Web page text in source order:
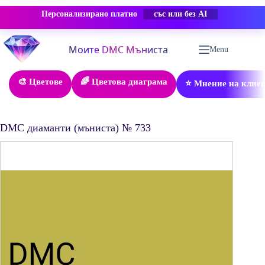
Персонализирано платно -50% ОТСТЪПКА
Skip
to
content
Menu
🎨 Цветове 🌈 Цветова диаграма ⭐ Мнение на
DMC диаманти (мъниста) № 733